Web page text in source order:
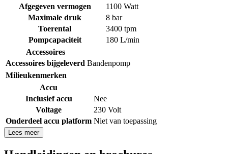
Afgegeven vermogen
1100 Watt
Maximale druk
8 bar
Toerental
3400 tpm
Pompcapaciteit
180 L/min
Accessoires
Accessoires bijgeleverd Bandenpomp
Milieukenmerken
Accu
Inclusief accu
Nee
Voltage
230 Volt
Onderdeel accu platform Niet van toepassing
Lees meer